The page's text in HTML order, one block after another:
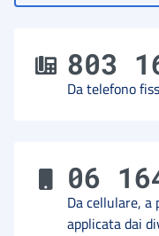
803
Da telefono
06
Da cellulare,
applicata dai